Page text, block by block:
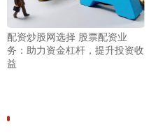
配资炒股网选择 股票配资业
务：助力资金杠杆，提升投资收
益